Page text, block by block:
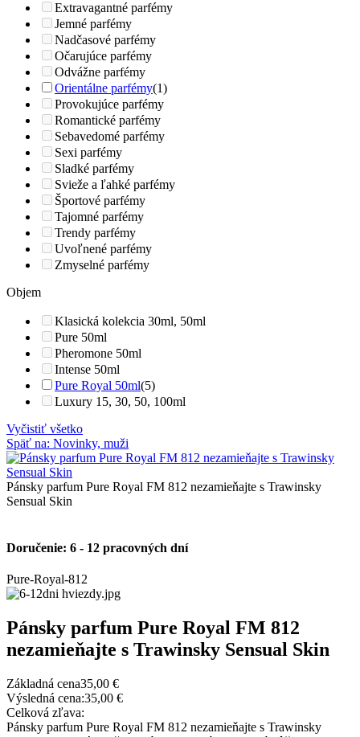
Extravagantné parfémy
Jemné parfémy
Nadčasové parfémy
Očarujúce parfémy
Odvážne parfémy
Orientálne parfémy(1)
Provokujúce parfémy
Romantické parfémy
Sebavedomé parfémy
Sexi parfémy
Sladké parfémy
Svieže a ľahké parfémy
Športové parfémy
Tajomné parfémy
Trendy parfémy
Uvoľnené parfémy
Zmyselné parfémy
Objem
Klasická kolekcia 30ml, 50ml
Pure 50ml
Pheromone 50ml
Intense 50ml
Pure Royal 50ml(5)
Luxury 15, 30, 50, 100ml
Vyčistiť všetko
Späť na: Novinky, muži
Pánsky parfum Pure Royal FM 812 nezamieňajte s Trawinsky
Sensual Skin
Doručenie: 6 - 12 pracovných dní
Pure-Royal-812
Pánsky parfum Pure Royal FM 812
nezamieňajte s Trawinsky Sensual Skin
Základná cena35,00 €
Výsledná cena:35,00 €
Celková zľava:
Pánsky parfum Pure Royal FM 812 nezamieňajte s Trawinsky